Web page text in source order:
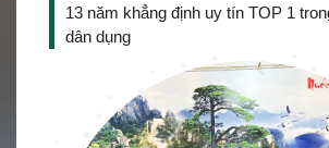
13 năm khẳng định uy tín TOP 1
dân dụng